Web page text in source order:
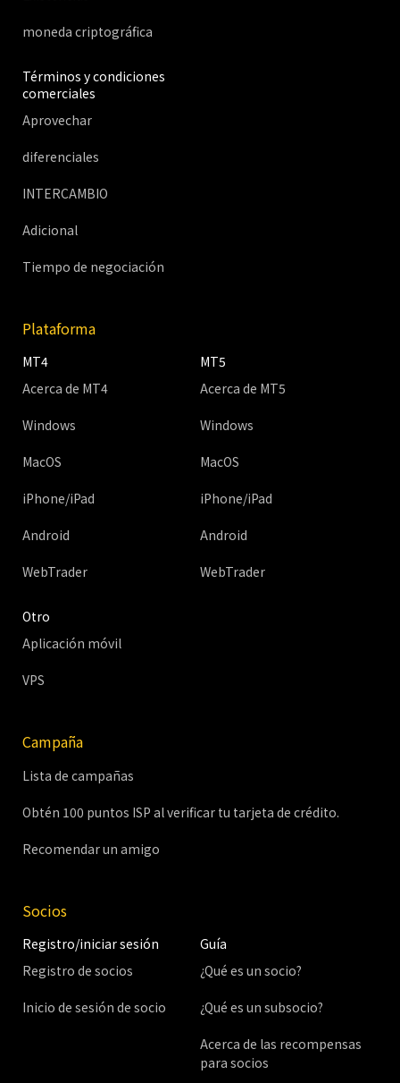
moneda criptográfica
Términos y condiciones
comerciales
Aprovechar
diferenciales
INTERCAMBIO
Adicional
Tiempo de negociación
Plataforma
MT4
Acerca de MT4
Windows
MacOS
iPhone/iPad
Android
WebTrader
MT5
Acerca de MT5
Windows
MacOS
iPhone/iPad
Android
WebTrader
Otro
Aplicación móvil
VPS
Campaña
Lista de campañas
Obtén 100 puntos ISP al verificar tu tarjeta de crédito.
Recomendar un amigo
Socios
Registro/iniciar sesión
Registro de socios
Inicio de sesión de socio
Guía
¿Qué es un socio?
¿Qué es un subsocio?
Acerca de las recompensas
para socios